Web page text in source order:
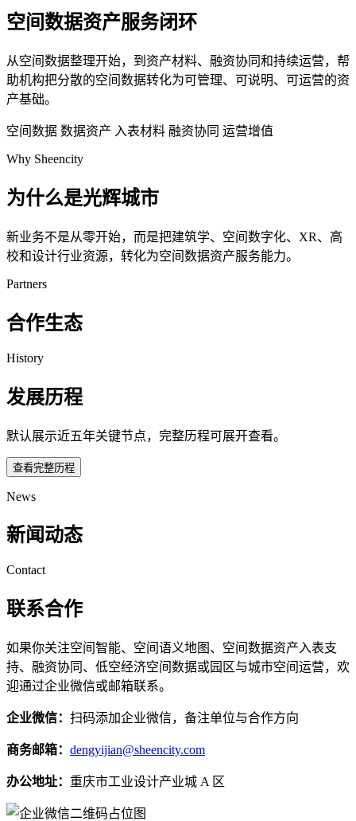
空间数据资产服务闭环
从空间数据整理开始，到资产材料、融资协同和持续运营，帮
助机构把分散的空间数据转化为可管理、可说明、可运营的资
产基础。
空间数据 数据资产 入表材料 融资协同 运营增值
Why Sheencity
为什么是光辉城市
新业务不是从零开始，而是把建筑学、空间数字化、XR、高
校和设计行业资源，转化为空间数据资产服务能力。
Partners
合作生态
History
发展历程
默认展示近五年关键节点，完整历程可展开查看。
查看完整历程
News
新闻动态
Contact
联系合作
如果你关注空间智能、空间语义地图、空间数据资产入表支
持、融资协同、低空经济空间数据或园区与城市空间运营，欢
迎通过企业微信或邮箱联系。
企业微信： 扫码添加企业微信，备注单位与合作方向
商务邮箱： dengyijian@sheencity.com
办公地址： 重庆市工业设计产业城 A 区